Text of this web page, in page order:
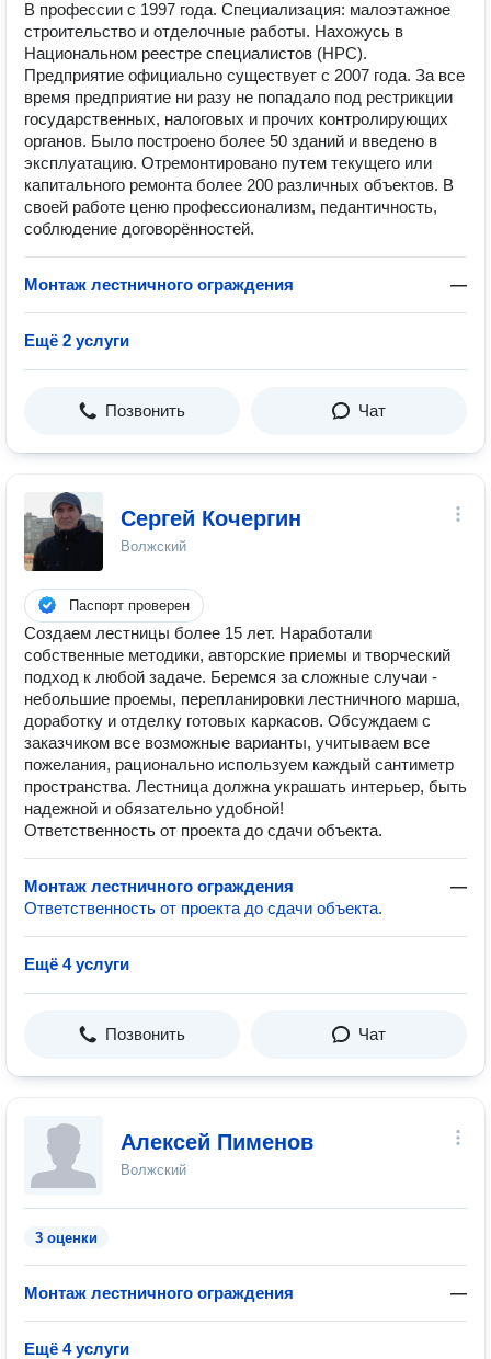
В профессии с 1997 года. Специализация: малоэтажное
строительство и отделочные работы. Нахожусь в
Национальном реестре специалистов (НРС).
Предприятие официально существует с 2007 года. За все
время предприятие ни разу не попадало под рестрикции
государственных, налоговых и прочих контролирующих
органов. Было построено более 50 зданий и введено в
эксплуатацию. Отремонтировано путем текущего или
капитального ремонта более 200 различных объектов. В
своей работе ценю профессионализм, педантичность,
соблюдение договорённостей.
Монтаж лестничного ограждения —
Ещё 2 услуги
Позвонить Чат
Сергей Кочергин
Волжский
Паспорт проверен
Создаем лестницы более 15 лет. Наработали
собственные методики, авторские приемы и творческий
подход к любой задаче. Беремся за сложные случаи -
небольшие проемы, перепланировки лестничного марша,
доработку и отделку готовых каркасов. Обсуждаем с
заказчиком все возможные варианты, учитываем все
пожелания, рационально используем каждый сантиметр
пространства. Лестница должна украшать интерьер, быть
надежной и обязательно удобной!
Ответственность от проекта до сдачи объекта.
Монтаж лестничного ограждения
—
Ответственность от проекта до сдачи объекта.
Ещё 4 услуги
Позвонить Чат
Алексей Пименов
Волжский
3 оценки
Монтаж лестничного ограждения —
Ещё 4 услуги